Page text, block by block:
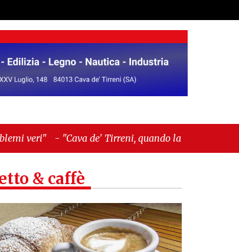
de' Tirreni, quando la burocrazia
& caffè